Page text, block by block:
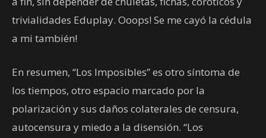
trivialidades Eduplay. Ooops! Se me cayó la cédula
a mi también!
En resumen, “Los Imposibles” es otro síntoma de
los tiempos, otro espacio marcado por la
polarización y sus daños colaterales de censura,
autocensura y miedo a la disensión. “Los